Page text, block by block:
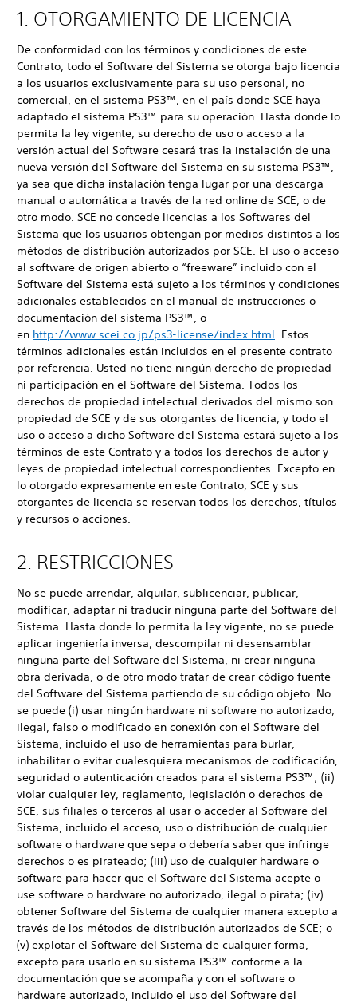
1. OTORGAMIENTO DE LICENCIA
De conformidad con los términos y condiciones de este
Contrato, todo el Software del Sistema se otorga bajo licencia
a los usuarios exclusivamente para su uso personal, no
comercial, en el sistema PS3™, en el país donde SCE haya
adaptado el sistema PS3™ para su operación. Hasta donde lo
permita la ley vigente, su derecho de uso o acceso a la
versión actual del Software cesará tras la instalación de una
nueva versión del Software del Sistema en su sistema PS3™,
ya sea que dicha instalación tenga lugar por una descarga
manual o automática a través de la red online de SCE, o de
otro modo. SCE no concede licencias a los Softwares del
Sistema que los usuarios obtengan por medios distintos a los
métodos de distribución autorizados por SCE. El uso o acceso
al software de origen abierto o “freeware” incluido con el
Software del Sistema está sujeto a los términos y condiciones
adicionales establecidos en el manual de instrucciones o
documentación del sistema PS3™, o
en http://www.scei.co.jp/ps3-license/index.html. Estos
términos adicionales están incluidos en el presente contrato
por referencia. Usted no tiene ningún derecho de propiedad
ni participación en el Software del Sistema. Todos los
derechos de propiedad intelectual derivados del mismo son
propiedad de SCE y de sus otorgantes de licencia, y todo el
uso o acceso a dicho Software del Sistema estará sujeto a los
términos de este Contrato y a todos los derechos de autor y
leyes de propiedad intelectual correspondientes. Excepto en
lo otorgado expresamente en este Contrato, SCE y sus
otorgantes de licencia se reservan todos los derechos, títulos
y recursos o acciones.
2. RESTRICCIONES
No se puede arrendar, alquilar, sublicenciar, publicar,
modificar, adaptar ni traducir ninguna parte del Software del
Sistema. Hasta donde lo permita la ley vigente, no se puede
aplicar ingeniería inversa, descompilar ni desensamblar
ninguna parte del Software del Sistema, ni crear ninguna
obra derivada, o de otro modo tratar de crear código fuente
del Software del Sistema partiendo de su código objeto. No
se puede (i) usar ningún hardware ni software no autorizado,
ilegal, falso o modificado en conexión con el Software del
Sistema, incluido el uso de herramientas para burlar,
inhabilitar o evitar cualesquiera mecanismos de codificación,
seguridad o autenticación creados para el sistema PS3™; (ii)
violar cualquier ley, reglamento, legislación o derechos de
SCE, sus filiales o terceros al usar o acceder al Software del
Sistema, incluido el acceso, uso o distribución de cualquier
software o hardware que sepa o debería saber que infringe
derechos o es pirateado; (iii) uso de cualquier hardware o
software para hacer que el Software del Sistema acepte o
use software o hardware no autorizado, ilegal o pirata; (iv)
obtener Software del Sistema de cualquier manera excepto a
través de los métodos de distribución autorizados de SCE; o
(v) explotar el Software del Sistema de cualquier forma,
excepto para usarlo en su sistema PS3™ conforme a la
documentación que se acompaña y con el software o
hardware autorizado, incluido el uso del Software del